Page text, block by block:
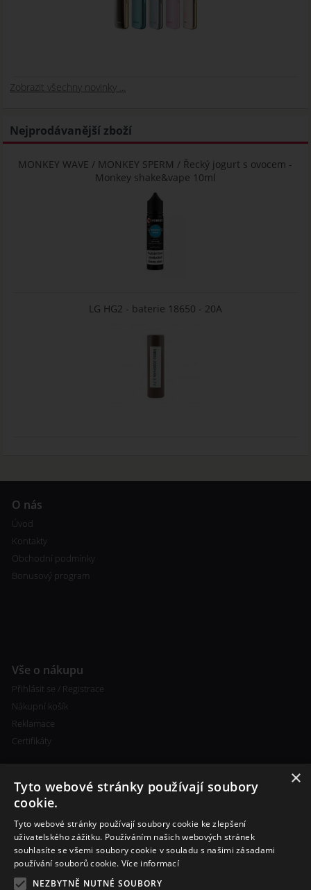
Zobrazit všechny novinky ...
Nejprodávanější zboží
MONKEY WAVE / MONKEY SPERM / Řecký jogurt s ovocem -
Monkey shake&vape 10ml
LG HG2 - baterie 18650 - 20A
O nás
Úvod
Kontakty
Obchodní podmínky
Bonusový program
Vše o nákupu
Přihlásit se / Registrace
Nákupní košík
Reklamace
Certifikáty
Kontakty
+420 773 693 673
info@cigareta-shop.cz
×
Tyto webové stránky používají soubory
cookie.
Tyto webové stránky používají soubory cookie ke zlepšení
uživatelského zážitku. Používáním našich webových stránek
souhlasíte se všemi soubory cookie v souladu s našimi zásadami
používání souborů cookie. Více informací
NEZBYTNĚ NUTNÉ SOUBORY